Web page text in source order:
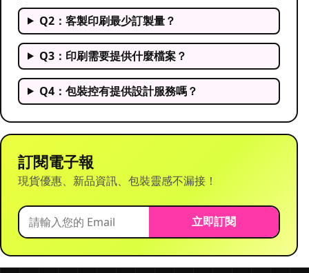
Q2：客製印刷最少訂製量？
Q3：印刷需要提供什麼檔案？
Q4：包裝控有提供設計服務嗎？
訂閱電子報
現貨優惠、新品資訊、包裝靈感不漏接！
立即訂閱